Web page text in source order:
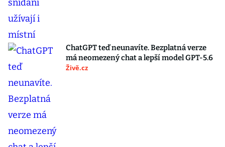
ChatGPT teď neunavíte. Bezplatná verze
má neomezený chat a lepší model GPT-5.6
Živě.cz